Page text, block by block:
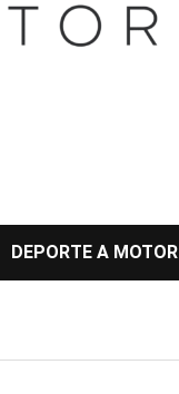
DEPORTE A MOTOR